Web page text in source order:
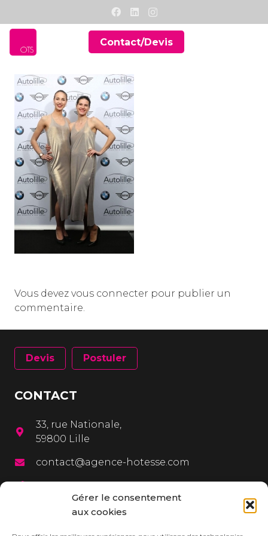
Gérer le consentement
aux cookies
Contact/Devis
Vous devez vous connecter pour publier un
commentaire.
Devis Postuler
CONTACT
33, rue Nationale,
59800 Lille
contact@agence-hotesse.com
03 20 12 72 65
06 67 92 99 72